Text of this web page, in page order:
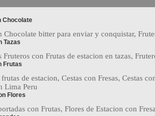
Chocolate
Chocolate bitter para enviar y conquistar,
Tazas
Fruteros con Frutas de estacion en tazas,
Frutas
de estacion, Cestas con Fresas, Cestas
Lima Peru
Flores
con Frutas, Flores de Estacion con